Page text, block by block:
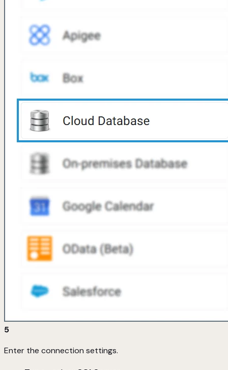
5
Enter the connection settings.